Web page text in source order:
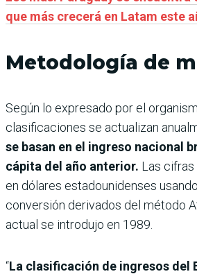
que más crecerá en Latam este
Metodología de
Según lo expresado por el
clasificaciones se actualizan
se basan en el ingreso nacional
cápita del año anterior. Las cifras
en dólares estadounidenses
conversión derivados del método
actual se introdujo en 1989.
“La clasificación de ingresos del